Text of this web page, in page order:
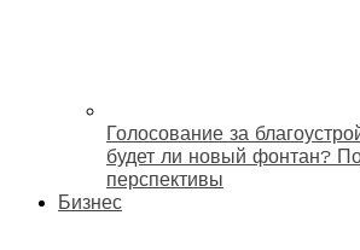
Голосование за
будет ли новый фонтан?
перспективы
Бизнес